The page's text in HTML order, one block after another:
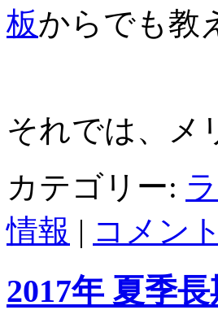
板からでも教
それでは、メ
カテゴリー:
情報 | コメン
2017年 夏季